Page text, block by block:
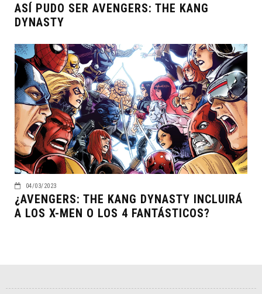
ASÍ PUDO SER AVENGERS: THE KANG
DYNASTY
04/03/2023
¿AVENGERS: THE KANG DYNASTY INCLUIRÁ
A LOS X-MEN O LOS 4 FANTÁSTICOS?